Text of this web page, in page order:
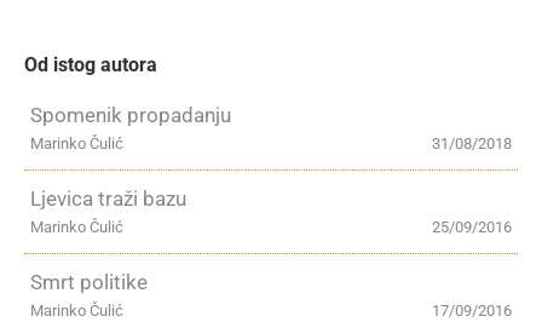
Od istog autora
Spomenik propadanju
31/08/2018
Marinko Čulić
Ljevica traži bazu
25/09/2016
Marinko Čulić
Smrt politike
17/09/2016
Marinko Čulić